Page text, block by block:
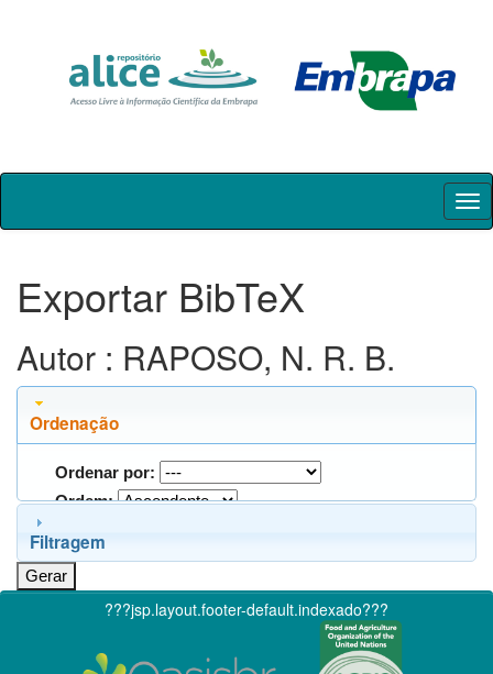
Skip
Exportar BibTeX
Autor : RAPOSO, N. R. B.
Ordenação
Ordenar por:
Ordem:
Filtragem
???jsp.layout.footer-default.indexado???